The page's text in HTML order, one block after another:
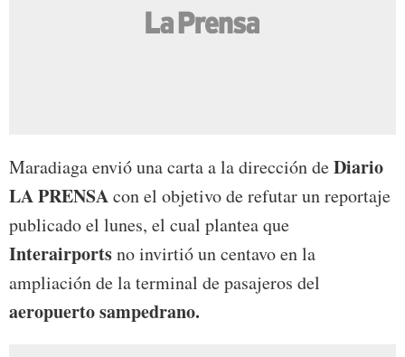
Maradiaga envió una carta a la dirección deDiario
LA PRENSAcon el objetivo de refutar un reportaje
publicado el lunes, el cual plantea que
Interairportsno invirtió un centavo en la
ampliación de la terminal de pasajeros del
aeropuerto sampedrano.